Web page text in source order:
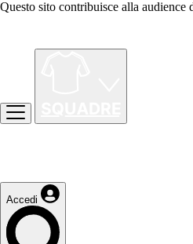
Questo sito contribuisce alla audience
Accedi